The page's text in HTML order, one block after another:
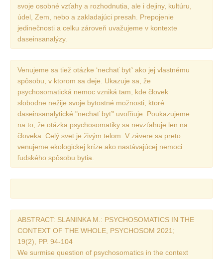
Vydání 1-2/ 2022
Vydání 3-4/ 2022
Vydání 2/ 2021
Vydání 1/ 2021
Vydání 3-4/ 2020
Vydání 1-2/ 2020
Vydání 3-4/ 2019
Vydání 1-2/ 2019
Vydání 2-3/2018
Vydání 3-2017
Vydání 2-2017
Vydání 1-2017
svoje osobné vzťahy a rozhodnutia, ale i dejiny, kultúru,
údel, Zem, nebo a zakladajúci presah. Prepojenie
jedinečnosti a celku zároveň uvažujeme v kontexte
daseinsanalýzy.
Venujeme sa tiež otázke ‘nechať byť‘ ako jej vlastnému
spôsobu, v ktorom sa deje. Ukazuje sa, že
psychosomatická nemoc vzniká tam, kde človek
slobodne nežije svoje bytostné možnosti, ktoré
daseinsanalytické "nechať byť" uvoľňuje. Poukazujeme
na to, že otázka psychosomatiky sa nevzťahuje len na
človeka. Celý svet je živým telom. V závere sa preto
venujeme ekologickej kríze ako nastávajúcej nemoci
ľudského spôsobu bytia.
ABSTRACT: SLANINKA M.: PSYCHOSOMATICS IN THE
CONTEXT OF THE WHOLE, PSYCHOSOM 2021;
19(2), PP. 94-104
We surmise question of psychosomatics in the context